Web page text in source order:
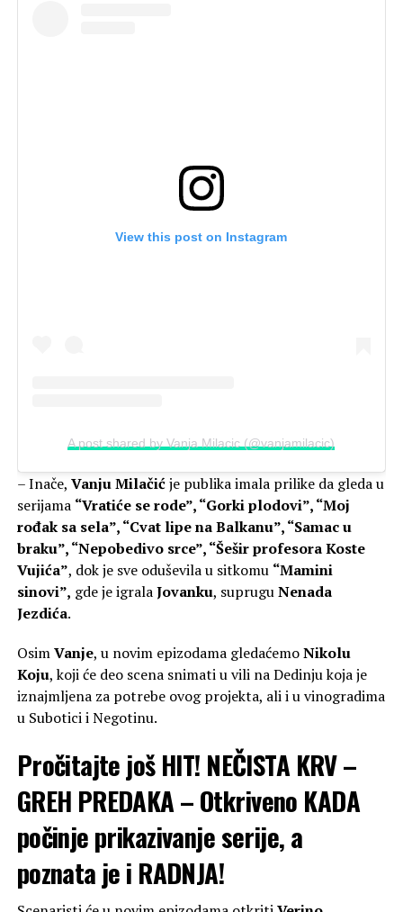
View this post on Instagram
A post shared by Vanja Milacic (@vanjamilacic)
– Inače, Vanju Milačićje publika imala prilike da gleda u
serijama “Vratiće se rode”, “Gorki plodovi”, “Moj
rođak sa sela”, “Cvat lipe na Balkanu”, “Samac u
braku”, “Nepobedivo srce”, “Šešir profesora Koste
Vujića”, dok je sve oduševila u sitkomu “Mamini
sinovi”, gde je igralaJovanku, supruguNenada
Jezdića.
OsimVanje, u novim epizodama gledaćemoNikolu
Koju, koji će deo scena snimati u vili na Dedinju koja je
iznajmljena za potrebe ovog projekta, ali i u vinogradima
u Subotici i Negotinu.
Pročitajte jošHIT! NEČISTA KRV –
GREH PREDAKA – Otkriveno KADA
počinje prikazivanje serije, a
poznata je i RADNJA!